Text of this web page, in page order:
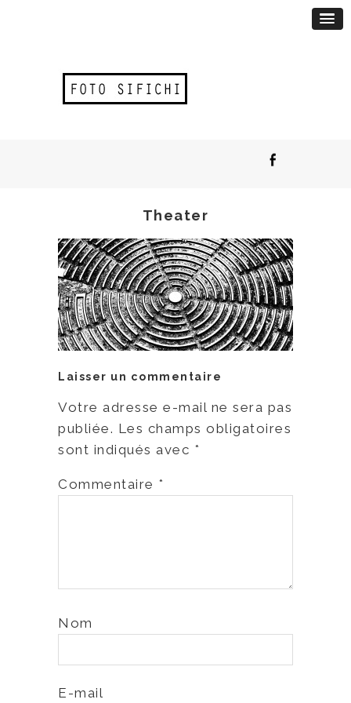
Theater
Laisser un commentaire
Votre adresse e-mail ne sera pas
publiée. Les champs obligatoires
sont indiqués avec *
Commentaire *
Nom
E-mail